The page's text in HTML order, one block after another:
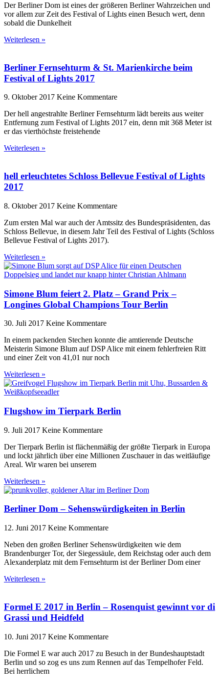
Der Berliner Dom ist eines der größeren Berliner Wahrzeichen und
vor allem zur Zeit des Festival of Lights einen Besuch wert, denn
sobald die Dunkelheit
Weiterlesen »
Berliner Fernsehturm & St. Marienkirche beim
Festival of Lights 2017
9. Oktober 2017 Keine Kommentare
Der hell angestrahlte Berliner Fernsehturm lädt bereits aus weiter
Entfernung zum Festival of Lights 2017 ein, denn mit 368 Meter ist
er das vierthöchste freistehende
Weiterlesen »
hell erleuchtetes Schloss Bellevue Festival of Lights
2017
8. Oktober 2017 Keine Kommentare
Zum ersten Mal war auch der Amtssitz des Bundespräsidenten, das
Schloss Bellevue, in diesem Jahr Teil des Festival of Lights (Schloss
Bellevue Festival of Lights 2017).
Weiterlesen »
Simone Blum feiert 2. Platz – Grand Prix –
Longines Global Champions Tour Berlin
30. Juli 2017 Keine Kommentare
In einem packenden Stechen konnte die amtierende Deutsche
Meisterin Simone Blum auf DSP Alice mit einem fehlerfreien Ritt
und einer Zeit von 41,01 nur noch
Weiterlesen »
Flugshow im Tierpark Berlin
9. Juli 2017 Keine Kommentare
Der Tierpark Berlin ist flächenmäßig der größte Tierpark in Europa
und lockt jährlich über eine Millionen Zuschauer in das weitläufige
Areal. Wir waren bei unserem
Weiterlesen »
Berliner Dom – Sehenswürdigkeiten in Berlin
12. Juni 2017 Keine Kommentare
Neben den großen Berliner Sehenswürdigkeiten wie dem
Brandenburger Tor, der Siegessäule, dem Reichstag oder auch dem
Alexanderplatz mit dem Fernsehturm ist der Berliner Dom einer
Weiterlesen »
Formel E 2017 in Berlin – Rosenquist gewinnt vor di
Grassi und Heidfeld
10. Juni 2017 Keine Kommentare
Die Formel E war auch 2017 zu Besuch in der Bundeshauptstadt
Berlin und so zog es uns zum Rennen auf das Tempelhofer Feld.
Bei herrlichem